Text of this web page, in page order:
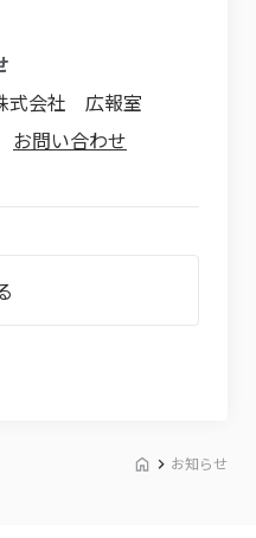
式会社 広報室
お問い合わせ
お知らせ